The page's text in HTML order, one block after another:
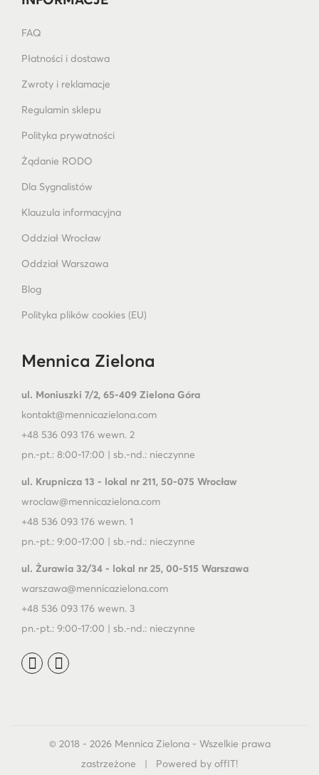
FAQ
Płatności i dostawa
Zwroty i reklamacje
Regulamin sklepu
Polityka prywatności
Żądanie RODO
Dla Sygnalistów
Klauzula informacyjna
Oddział Wrocław
Oddział Warszawa
Blog
Polityka plików cookies (EU)
Mennica Zielona
ul. Moniuszki 7/2, 65-409 Zielona Góra
kontakt@mennicazielona.com
+48 536 093 176 wewn. 2
pn.-pt.: 8:00-17:00 | sb.-nd.: nieczynne
ul. Krupnicza 13 - lokal nr 211, 50-075 Wrocław
wroclaw@mennicazielona.com
+48 536 093 176 wewn. 1
pn.-pt.: 9:00-17:00 | sb.-nd.: nieczynne
ul. Żurawia 32/34 - lokal nr 25, 00-515 Warszawa
warszawa@mennicazielona.com
+48 536 093 176 wewn. 3
pn.-pt.: 9:00-17:00 | sb.-nd.: nieczynne
© 2018 - 2026 Mennica Zielona - Wszelkie prawa
zastrzeżone | Powered by offIT!